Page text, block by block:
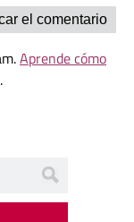
Aprende cómo
.